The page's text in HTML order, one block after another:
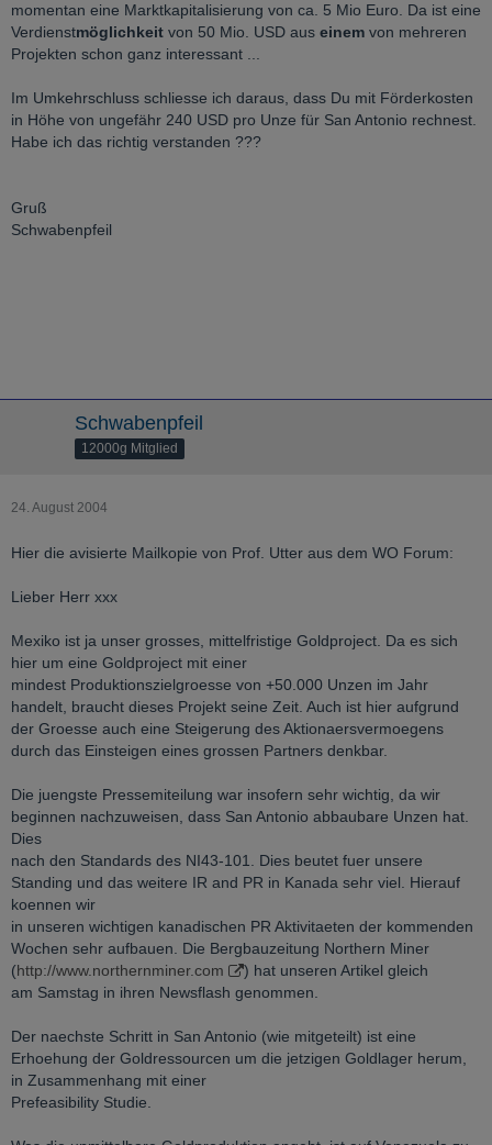
momentan eine Marktkapitalisierung von ca. 5 Mio Euro. Da ist eine
Verdienstmöglichkeit von 50 Mio. USD aus einem von mehreren
Projekten schon ganz interessant ...
Im Umkehrschluss schliesse ich daraus, dass Du mit Förderkosten
in Höhe von ungefähr 240 USD pro Unze für San Antonio rechnest.
Habe ich das richtig verstanden ???
Gruß
Schwabenpfeil
Schwabenpfeil
12000g Mitglied
24. August 2004
Hier die avisierte Mailkopie von Prof. Utter aus dem WO Forum:
Lieber Herr xxx
Mexiko ist ja unser grosses, mittelfristige Goldproject. Da es sich
hier um eine Goldproject mit einer
mindest Produktionszielgroesse von +50.000 Unzen im Jahr
handelt, braucht dieses Projekt seine Zeit. Auch ist hier aufgrund
der Groesse auch eine Steigerung des Aktionaersvermoegens
durch das Einsteigen eines grossen Partners denkbar.
Die juengste Pressemiteilung war insofern sehr wichtig, da wir
beginnen nachzuweisen, dass San Antonio abbaubare Unzen hat.
Dies
nach den Standards des NI43-101. Dies beutet fuer unsere
Standing und das weitere IR and PR in Kanada sehr viel. Hierauf
koennen wir
in unseren wichtigen kanadischen PR Aktivitaeten der kommenden
Wochen sehr aufbauen. Die Bergbauzeitung Northern Miner
(http://www.northernminer.com
) hat unseren Artikel gleich
am Samstag in ihren Newsflash genommen.
Der naechste Schritt in San Antonio (wie mitgeteilt) ist eine
Erhoehung der Goldressourcen um die jetzigen Goldlager herum,
in Zusammenhang mit einer
Prefeasibility Studie.